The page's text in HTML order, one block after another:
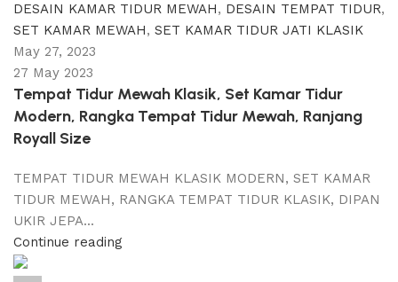
DESAIN KAMAR TIDUR MEWAH, DESAIN TEMPAT TIDUR,
SET KAMAR MEWAH, SET KAMAR TIDUR JATI KLASIK
May 27, 2023
27 May 2023
Tempat Tidur Mewah Klasik, Set Kamar Tidur
Modern, Rangka Tempat Tidur Mewah, Ranjang
Royall Size
TEMPAT TIDUR MEWAH KLASIK MODERN, SET KAMAR
TIDUR MEWAH, RANGKA TEMPAT TIDUR KLASIK, DIPAN
UKIR JEPA...
Continue reading